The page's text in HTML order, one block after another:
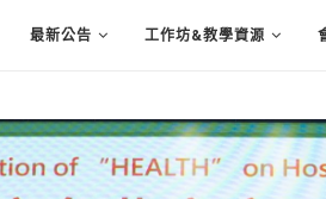
最新公告 工作坊&教學資源